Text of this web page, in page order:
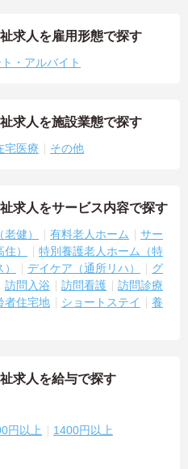
求人を雇用形態で探す
・アルバイト
求人を施設業態で探す
宅医療 その他
求人をサービス内容で探す
健） 有料老人ホーム
サー
）
特別養護老人ホーム（特
デイケア（通所リハ）
グ
訪問入浴 訪問看護
訪問診療
者住宅地 ショートステイ
養
求人を給与で探す
円以上 1400円以上